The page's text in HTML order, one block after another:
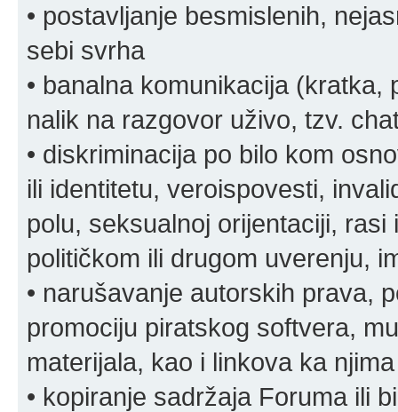
• postavljanje besmislenih,
sebi svrha
• banalna komunikacija
nalik na razgovor uživo, tzv.
• diskriminacija po bilo kom
ili identitetu, veroispovesti,
polu, seksualnoj orijentaciji,
političkom ili drugom uverenju,
• narušavanje autorskih prava,
promociju piratskog softvera,
materijala, kao i linkova ka njima
• kopiranje sadržaja Foruma ili